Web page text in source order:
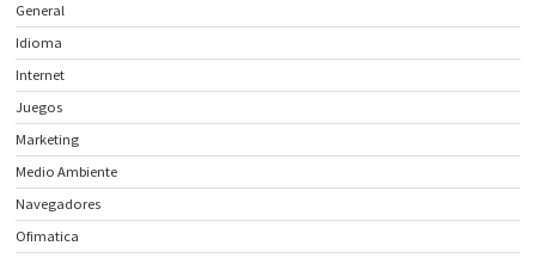
General
Idioma
Internet
Juegos
Marketing
Medio Ambiente
Navegadores
Ofimatica